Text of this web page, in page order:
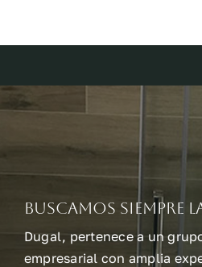
Buscamos siempre
Dugal, pertenece a un
empresarial con amplia